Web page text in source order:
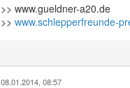
>> www.gueldner-a20.de
>> www.schlepperfreunde-
08.01.2014, 08:57